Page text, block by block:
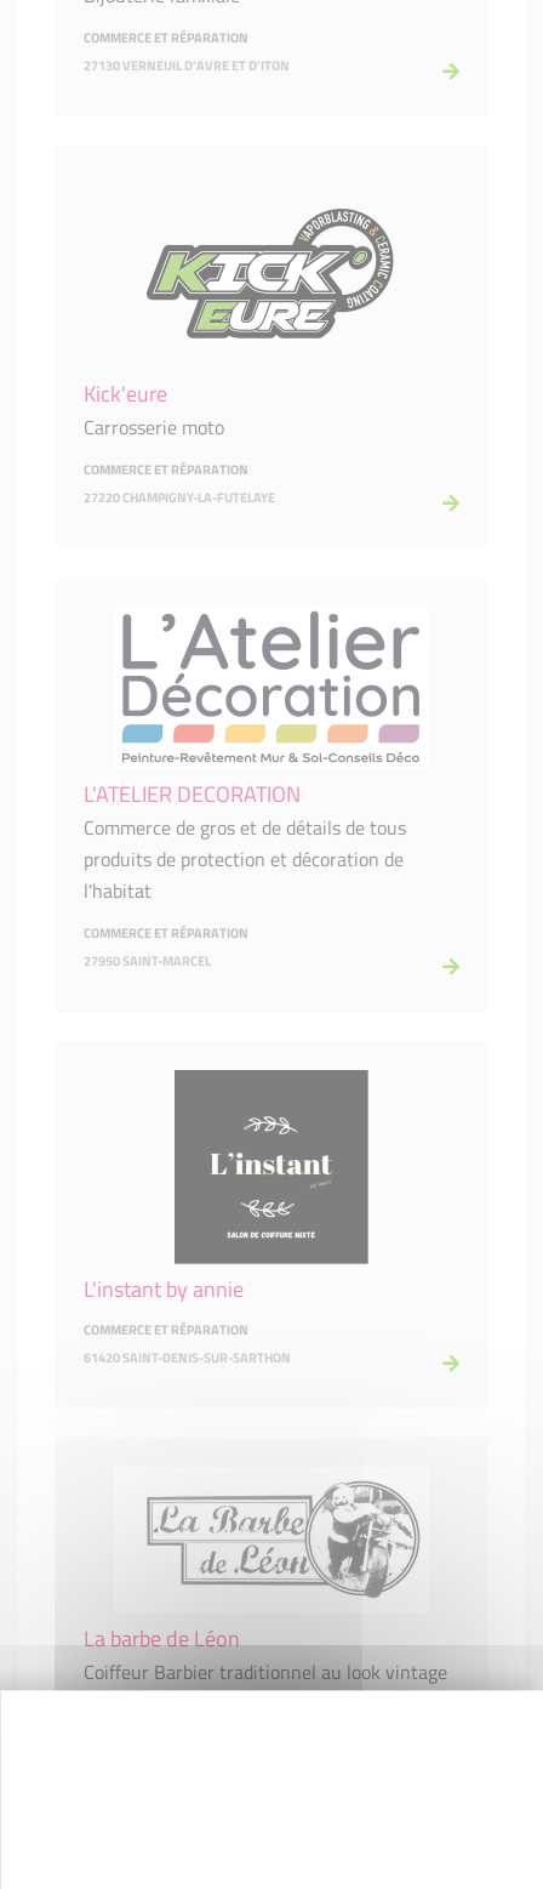
COMMERCE ET RÉPARATION
27130 VERNEUIL D'AVRE ET D'ITON
Kick'eure
Carrosserie moto
COMMERCE ET RÉPARATION
27220 CHAMPIGNY-LA-FUTELAYE
L'ATELIER DECORATION
Commerce de gros et de détails de tous
produits de protection et décoration de
l'habitat
COMMERCE ET RÉPARATION
27950 SAINT-MARCEL
L'instant by annie
COMMERCE ET RÉPARATION
61420 SAINT-DENIS-SUR-SARTHON
La barbe de Léon
Coiffeur Barbier traditionnel au look vintage